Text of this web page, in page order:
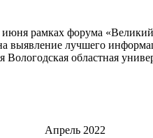
июня рамках форума «Великий
выявление лучшего
Вологодская областная
Апрель 2022